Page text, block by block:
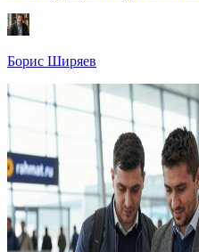
Борис Ширяев